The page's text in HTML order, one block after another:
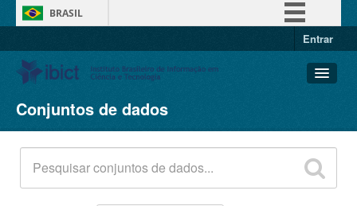
BRASIL
Entrar
Conjuntos de dados
Organizações
Grupos
Sobre
Conjuntos de dados